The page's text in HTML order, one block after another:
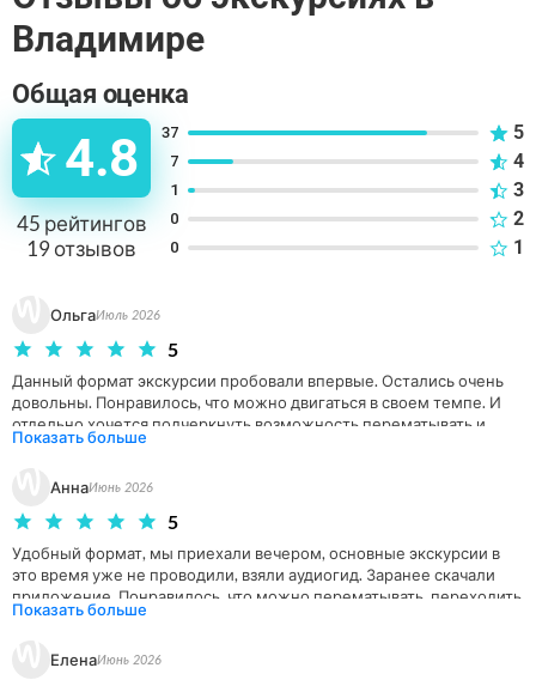
Владимире
Общая оценка
4.8
45рейтингов
19отзывов
37 5
7 4
1 3
0 2
0 1
ОльгаИюль 2026
5
Данный формат экскурсии пробовали впервые. Остались очень
довольны. Понравилось, что можно двигаться в своем темпе. И
отдельно хочется подчеркнуть возможность перематывать и
переслушивать.
Показать больше
АннаИюнь 2026
5
Удобный формат, мы приехали вечером, основные экскурсии в
это время уже не проводили, взяли аудиогид. Заранее скачали
приложение. Понравилось, что можно перематывать, переходить
с шага на шаг, идти в своем темпе. Посмотрели 28 локаций.
Показать больше
ЕленаИюнь 2026